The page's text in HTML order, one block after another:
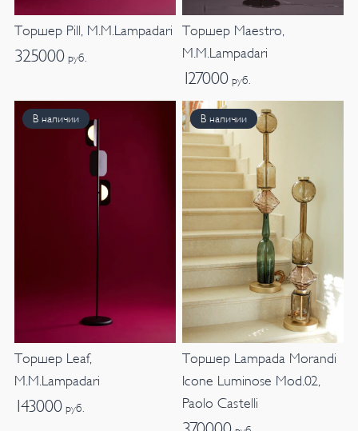
Торшер Pill, M.M.Lampadari
325000 руб.
Торшер Maestro,
M.M.Lampadari
127000 руб.
В наличии
Торшер Leaf,
M.M.Lampadari
143000 руб.
В наличии
Торшер Lampada Morandi
Icone Luminose Mod.02,
Paolo Castelli